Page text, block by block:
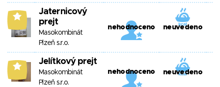
6
Jaternicový
prejt
Masokombinát
Plzeň s.r.o.
nehodnoceno neuvedeno
6 Jelítkový prejt
Masokombinát
Plzeň s.r.o.
nehodnoceno neuvedeno